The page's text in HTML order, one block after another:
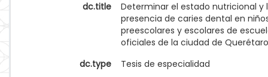
dc.title
Determinar el estado nutricional y
presencia de caries dental en
preescolares y escolares de
oficiales de la ciudad de Querétaro
dc.type
Tesis de especialidad